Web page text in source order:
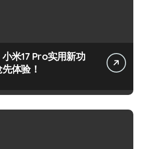
米17 Pro实用新功
体验！